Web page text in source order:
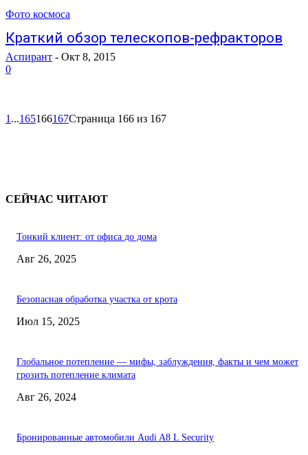
Фото космоса
Краткий обзор телескопов-рефракторов
Аспирант - Окт 8, 2015
0
1 ...165166167Страница 166 из 167
СЕЙЧАС ЧИТАЮТ
Тонкий клиент: от офиса до дома
Авг 26, 2025
Безопасная обработка участка от крота
Июл 15, 2025
Глобальное потепление — мифы, заблуждения, факты и чем может
грозить потепление климата
Авг 26, 2024
Бронированные автомобили Audi A8 L Security